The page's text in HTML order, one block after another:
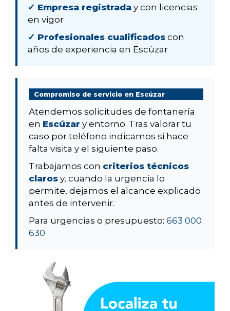
✓ Empresa registrada y con licencias
en vigor
✓ Profesionales cualificados con
años de experiencia en Escúzar
Compromiso de servicio en Escúzar
Atendemos solicitudes de fontanería
en Escúzar y entorno. Tras valorar tu
caso por teléfono indicamos si hace
falta visita y el siguiente paso.
Trabajamos con criterios técnicos
claros y, cuando la urgencia lo
permite, dejamos el alcance explicado
antes de intervenir.
Para urgencias o presupuesto: 663 000
630